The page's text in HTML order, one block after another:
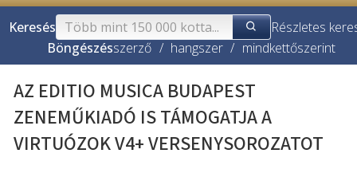
Keresés
Részletes
Böngészésszerző / hangszer / mindkettőszerint
AZ EDITIO MUSICA BUDAPEST
ZENEMŰKIADÓ IS TÁMOGATJA A
VIRTUÓZOK V4+ VERSENYSOROZATOT